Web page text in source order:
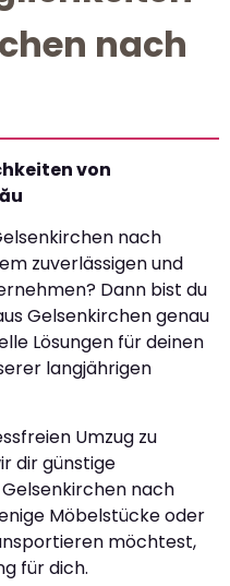
nach
von
nach
zuverlässigen und
Dann bist du
Gelsenkirchen genau
Lösungen für deinen
langjährigen
Umzug zu
dir günstige
nach
Möbelstücke oder
möchtest,
für dich.